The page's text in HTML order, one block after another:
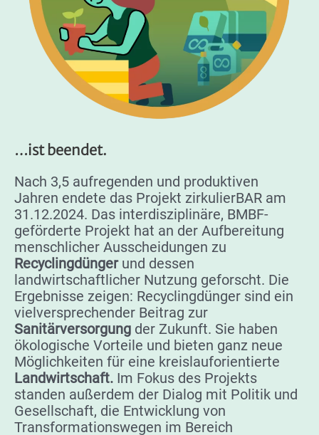
…ist beendet.
Nach 3,5 aufregenden und produktiven
Jahren endete das Projekt zirkulierBAR am
31.12.2024. Das interdisziplinäre, BMBF-
geförderte Projekt hat an der Aufbereitung
menschlicher Ausscheidungen zu
Recyclingdünger und dessen
landwirtschaftlicher Nutzung geforscht. Die
Ergebnisse zeigen: Recyclingdünger sind ein
vielversprechender Beitrag zur
Sanitärversorgung der Zukunft. Sie haben
ökologische Vorteile und bieten ganz neue
Möglichkeiten für eine kreislauforientierte
Landwirtschaft. Im Fokus des Projekts
standen außerdem der Dialog mit Politik und
Gesellschaft, die Entwicklung von
Transformationswegen im Bereich